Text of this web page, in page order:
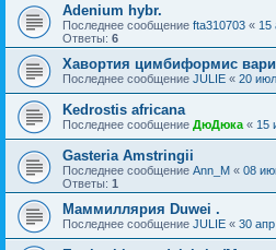
Adenium hybr.
Последнее сообщение fta310703 « 15
Ответы: 6
Хавортия цимбиформис
Последнее сообщение JULIE « 20
Kedrostis africana
Последнее сообщение ДюДюка « 15
Gasteria Amstringii
Последнее сообщение Ann_M « 08
Ответы: 1
Маммиллярия Duwei .
Последнее сообщение JULIE « 30